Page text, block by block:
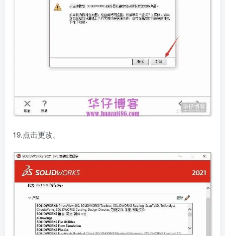
19.点击更改。